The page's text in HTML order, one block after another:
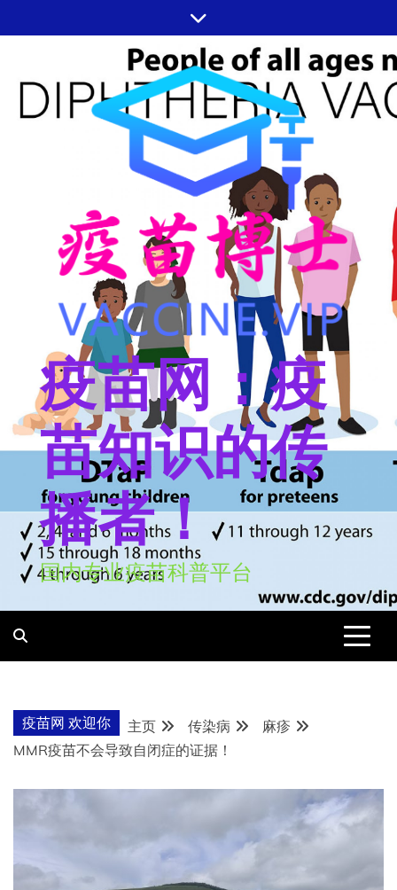
至
疫苗网：疫
苗知识的传
播者！
国内专业疫苗科普平台
疫苗网 欢迎你 主页 传染病
麻疹
MMR疫苗不会导致自闭症的证据！